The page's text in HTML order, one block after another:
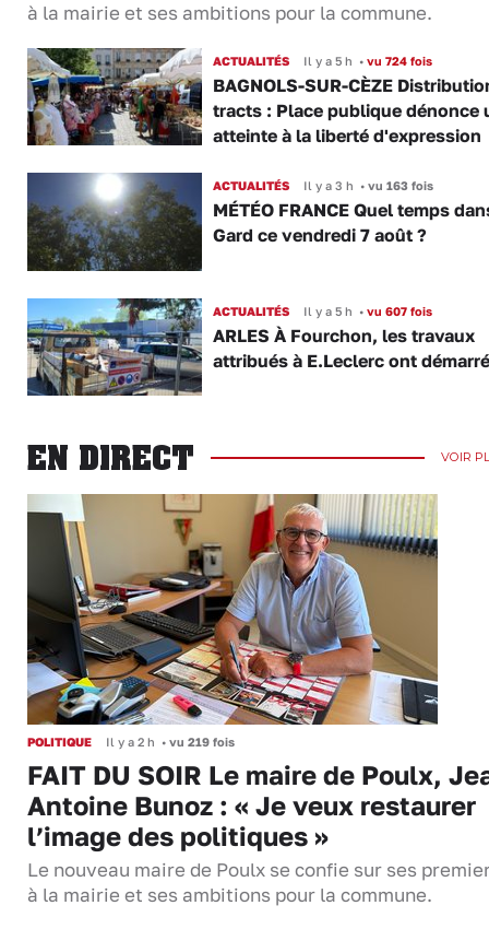
à la mairie et ses ambitions pour la commune.
ACTUALITÉS Il y a 5 h •vu 724 fois
BAGNOLS-SUR-CÈZE
tracts : Place publique dénonce
atteinte à la liberté d'expression
ACTUALITÉS Il y a 3 h •vu 163 fois
MÉTÉO FRANCE Quel temps
Gard ce vendredi 7 août ?
ACTUALITÉS Il y a 5 h •vu 607 fois
ARLES À Fourchon, les travaux
attribués à E.Leclerc ont démarré
EN DIRECT VOIR
POLITIQUE Il y a 2 h • vu 219 fois
FAIT DU SOIR Le maire de Poulx,
Antoine Bunoz : « Je veux restaurer
l’image des politiques »
Le nouveau maire de Poulx se confie sur ses
à la mairie et ses ambitions pour la commune.